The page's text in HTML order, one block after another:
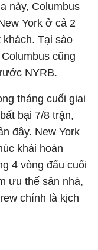
này, Columbus
York ở cả 2
khách. Tại sào
cũng
NYRB.
tháng cuối giai
bại 7/8 trận,
đây. New York
khải hoàn
4 vòng đấu cuối
ưu thế sân nhà,
chính là kịch